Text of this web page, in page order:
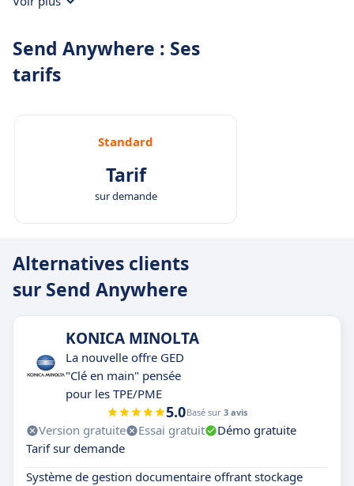
Send Anywhere : Ses
tarifs
Standard
Tarif
sur demande
Alternatives clients
sur Send Anywhere
KONICA MINOLTA
La nouvelle offre GED
"Clé en main" pensée
pour les TPE/PME
5.0Basé sur 3 avis
Version gratuite Essai gratuit
Démo gratuite
Tarif sur demande
Système de gestion documentaire offrant stockage